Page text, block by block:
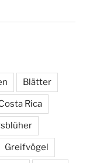
Blätter
Rica
Greifvögel